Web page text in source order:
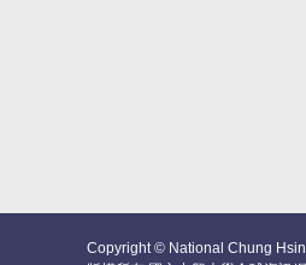
Copyright © National Chung